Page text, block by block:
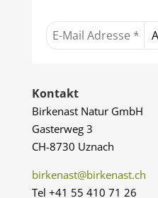
Kontakt
Birkenast Natur GmbH
Gasterweg 3
CH-8730 Uznach
birkenast@birkenast.ch
Tel +41 55 410 71 26